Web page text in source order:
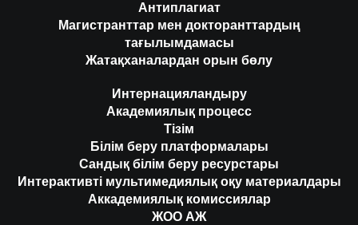
Антиплагиат
Магистранттар мен докторанттардың
тағылымдамасы
Жатақханалардан орын бөлу
Интернацияландыру
Академиялық процесс
Тізім
Білім беру платформалары
Сандық білім беру ресурстары
Интерактивті мультимедиялық оқу материалдары
Аккадемиялық комиссиялар
ЖОО АЖ